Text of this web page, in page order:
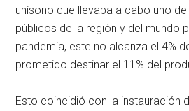
unísono que llevaba a cabo uno
públicos de la región y del mundo
pandemia, este no alcanza el 4%
prometido destinar el 11% del
Esto coincidió con la instauración